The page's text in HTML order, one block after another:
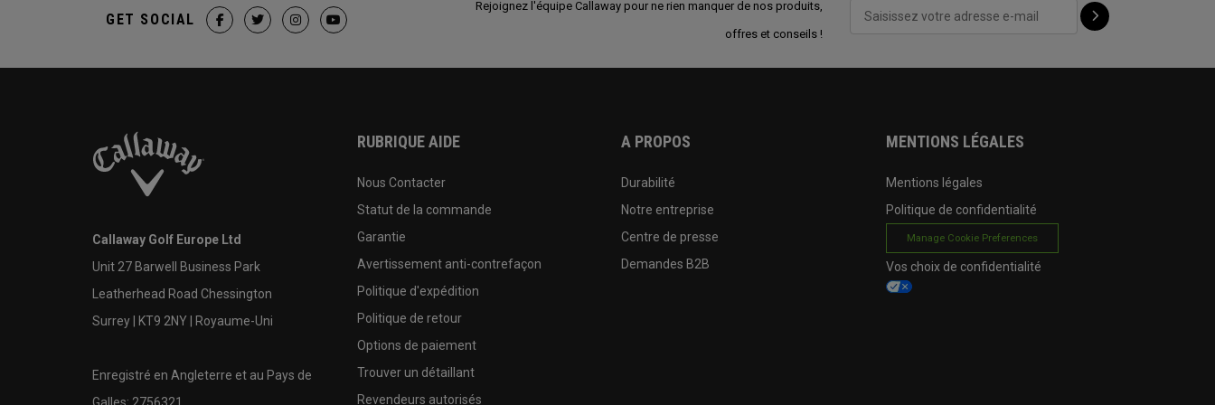
Rejoignez l'équipe Callaway pour ne rien manquer de nos produits,
offres et conseils !
GET SOCIAL
Callaway Golf Europe Ltd
Unit 27 Barwell Business Park
Leatherhead Road Chessington
Surrey | KT9 2NY | Royaume-Uni
Enregistré en Angleterre et au Pays de
RUBRIQUE AIDE
Nous Contacter
Statut de la commande
Garantie
Avertissement anti-contrefaçon
Politique d'expédition
Politique de retour
Options de paiement
Trouver un détaillant
Revendeurs autorisés
A PROPOS
Durabilité
Notre entreprise
Centre de presse
Demandes B2B
MENTIONS LÉGALES
Mentions légales
Politique de confidentialité
Manage Cookie Preferences
Vos choix de confidentialité